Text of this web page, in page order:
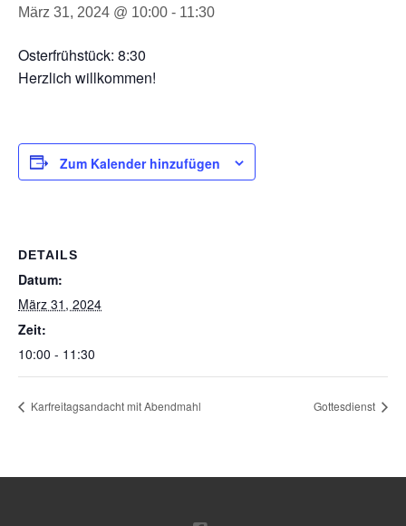
März 31, 2024 @ 10:00 - 11:30
Osterfrühstück: 8:30
Herzlich willkommen!
Zum Kalender hinzufügen
DETAILS
Datum:
März 31, 2024
Zeit:
10:00 - 11:30
Karfreitagsandacht mit Abendmahl Gottesdienst